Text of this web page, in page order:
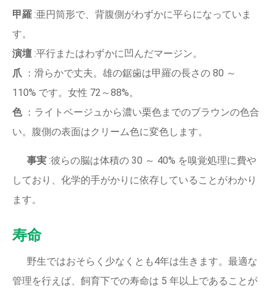
甲羅 :亜円筒形で、背腹側がわずかに平らになっていま
す。
演壇 :平行またはわずかに凹んだマージン。
爪 ：滑らかで丈夫。雄の鋸歯は甲羅の長さの 80 ～
110% です。女性 72～88%。
色：ライトベージュから濃い栗色までのブラウンの色合
い。腹側の表面はクリーム色に変色します。
事実 :彼らの脳は体積の 30 ～ 40% を嗅覚処理に費や
しており、化学的手がかりに依存していることがわかり
ます。
寿命
野生ではおそらく少なくとも4年は生きます。最適な
管理を行えば、飼育下での寿命は 5 年以上であることが